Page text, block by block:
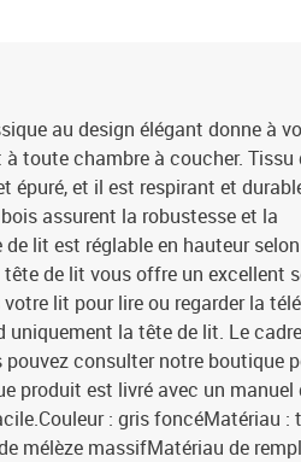
au design élégant donne à
toute chambre à coucher. Tissu
épuré, et il est respirant et
assurent la robustesse et la
lit est réglable en hauteur
de lit vous offre un excellent
lit pour lire ou regarder la
uniquement la tête de lit. Le
consulter notre boutique
produit est livré avec un manuel
: gris foncéMatériau :
mélèze massifMatériau de